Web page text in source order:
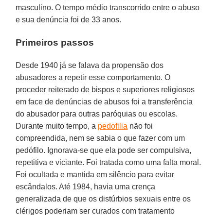
masculino. O tempo médio transcorrido entre o abuso
e sua denúncia foi de 33 anos.
Primeiros passos
Desde 1940 já se falava da propensão dos
abusadores a repetir esse comportamento. O
proceder reiterado de bispos e superiores religiosos
em face de denúncias de abusos foi a transferência
do abusador para outras paróquias ou escolas.
Durante muito tempo, a pedofilia não foi
compreendida, nem se sabia o que fazer com um
pedófilo. Ignorava-se que ela pode ser compulsiva,
repetitiva e viciante. Foi tratada como uma falta moral.
Foi ocultada e mantida em silêncio para evitar
escândalos. Até 1984, havia uma crença
generalizada de que os distúrbios sexuais entre os
clérigos poderiam ser curados com tratamento